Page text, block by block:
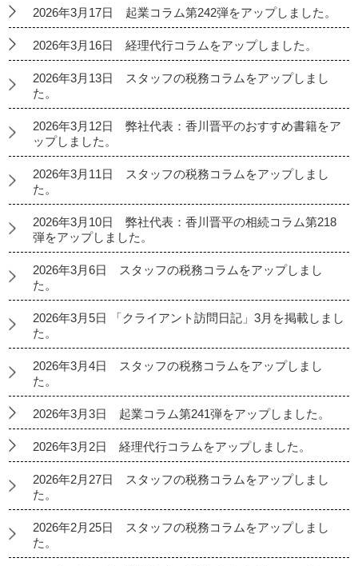
2026年3月17日 起業コラム第242弾をアップしました。
2026年3月16日 経理代行コラムをアップしました。
2026年3月13日 スタッフの税務コラムをアップしまし
た。
2026年3月12日 弊社代表：香川晋平のおすすめ書籍をア
ップしました。
2026年3月11日 スタッフの税務コラムをアップしまし
た。
2026年3月10日 弊社代表：香川晋平の相続コラム第218
弾をアップしました。
2026年3月6日 スタッフの税務コラムをアップしまし
た。
2026年3月5日 「クライアント訪問日記」3月を掲載しまし
た。
2026年3月4日 スタッフの税務コラムをアップしまし
た。
2026年3月3日 起業コラム第241弾をアップしました。
2026年3月2日 経理代行コラムをアップしました。
2026年2月27日 スタッフの税務コラムをアップしまし
た。
2026年2月25日 スタッフの税務コラムをアップしまし
た。